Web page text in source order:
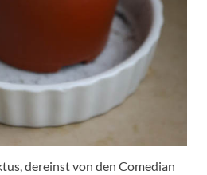
dereinst von den Comedian